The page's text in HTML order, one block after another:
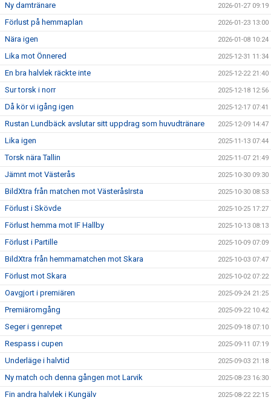
Ny damtränare 2026-01-27 09:19
Förlust på hemmaplan 2026-01-23 13:00
Nära igen 2026-01-08 10:24
Lika mot Önnered 2025-12-31 11:34
En bra halvlek räckte inte 2025-12-22 21:40
Sur torsk i norr 2025-12-18 12:56
Då kör vi igång igen 2025-12-17 07:41
Rustan Lundbäck avslutar sitt uppdrag som huvudtränare 2025-12-09 14:47
Lika igen 2025-11-13 07:44
Torsk nära Tallin 2025-11-07 21:49
Jämnt mot Västerås 2025-10-30 09:30
BildXtra från matchen mot VästeråsIrsta 2025-10-30 08:53
Förlust i Skövde 2025-10-25 17:27
Förlust hemma mot IF Hallby 2025-10-13 08:13
Förlust i Partille 2025-10-09 07:09
BildXtra från hemmamatchen mot Skara 2025-10-03 07:47
Förlust mot Skara 2025-10-02 07:22
Oavgjort i premiären 2025-09-24 21:25
Premiäromgång 2025-09-22 10:42
Seger i genrepet 2025-09-18 07:10
Respass i cupen 2025-09-11 07:19
Underläge i halvtid 2025-09-03 21:18
Ny match och denna gången mot Larvik 2025-08-23 16:30
Fin andra halvlek i Kungälv 2025-08-22 22:15